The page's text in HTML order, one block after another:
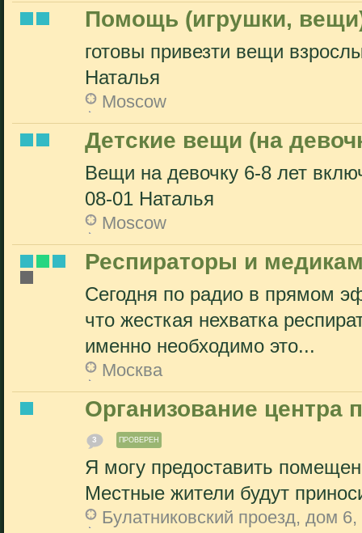
Помощь (игрушки,
готовы привезти вещи
Наталья
Moscow
Детские вещи (на
Вещи на девочку 6-8 лет
08-01 Наталья
Moscow
Респираторы и
Сегодня по радио в прямом
что жесткая нехватка
именно необходимо это...
Москва
Организование
3 ПРОВЕРЕН
Я могу предоставить
Местные жители будут
Булатниковский проезд, дом 6,